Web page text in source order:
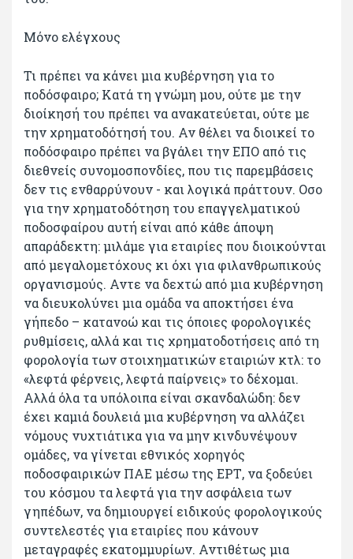
Μόνο ελέγχους
Τι πρέπει να κάνει μια κυβέρνηση για το
ποδόσφαιρο; Κατά τη γνώμη μου, ούτε με την
διοίκησή του πρέπει να ανακατεύεται, ούτε με
την χρηματοδότησή του. Αν θέλει να διοικεί το
ποδόσφαιρο πρέπει να βγάλει την ΕΠΟ από τις
διεθνείς συνομοσπονδίες, που τις παρεμβάσεις
δεν τις ενθαρρύνουν - και λογικά πράττουν. Οσο
για την χρηματοδότηση του επαγγελματικού
ποδοσφαίρου αυτή είναι από κάθε άποψη
απαράδεκτη: μιλάμε για εταιρίες που διοικούνται
από μεγαλομετόχους κι όχι για φιλανθρωπικούς
οργανισμούς. Αντε να δεχτώ από μια κυβέρνηση
να διευκολύνει μια ομάδα να αποκτήσει ένα
γήπεδο – κατανοώ και τις όποιες φορολογικές
ρυθμίσεις, αλλά και τις χρηματοδοτήσεις από τη
φορολογία των στοιχηματικών εταιριών κτλ: το
«λεφτά φέρνεις, λεφτά παίρνεις» το δέχομαι.
Αλλά όλα τα υπόλοιπα είναι σκανδαλώδη: δεν
έχει καμιά δουλειά μια κυβέρνηση να αλλάζει
νόμους νυχτιάτικα για να μην κινδυνέψουν
ομάδες, να γίνεται εθνικός χορηγός
ποδοσφαιρικών ΠΑΕ μέσω της ΕΡΤ, να ξοδεύει
του κόσμου τα λεφτά για την ασφάλεια των
γηπέδων, να δημιουργεί ειδικούς φορολογικούς
συντελεστές για εταιρίες που κάνουν
μεταγραφές εκατομμυρίων. Αντιθέτως μια